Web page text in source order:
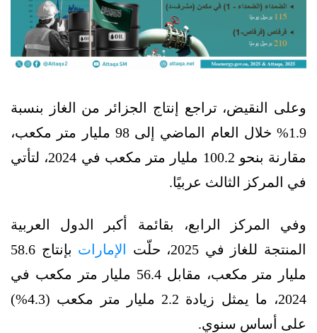
وعلى النقيض، تراجع إنتاج الجزائر من الغاز بنسبة
1.9% خلال العام الماضي إلى 98 مليار متر مكعب،
مقارنة بنحو 100.2 مليار متر مكعب في 2024، لتأتي
في المركز الثالث عربيًا.
وفي المركز الرابع، بقائمة أكبر الدول العربية
المنتجة للغاز في 2025، حلّت
الإمارات
بإنتاج 58.6
مليار متر مكعب، مقابل 56.4 مليار متر مكعب في
2024، ما يمثل زيادة 2.2 مليار متر مكعب (4.3%)
على أساس سنوي.